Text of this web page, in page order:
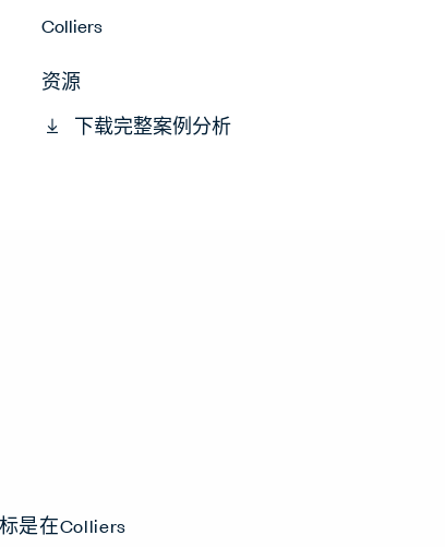
Colliers
资源
下载完整案例分析
是在Colliers